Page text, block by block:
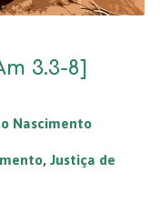
3.3-8]
Nascimento
, Justiça de